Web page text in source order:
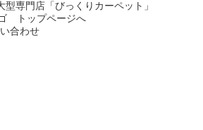
専門店「びっくりカーペット」
合わせ